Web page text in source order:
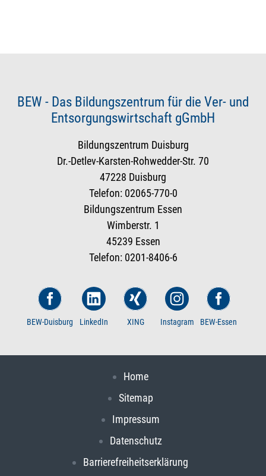
BEW - Das Bildungszentrum für die Ver- und
Entsorgungswirtschaft gGmbH
Bildungszentrum Duisburg
Dr.-Detlev-Karsten-Rohwedder-Str. 70
47228 Duisburg
Telefon: 02065-770-0
Bildungszentrum Essen
Wimberstr. 1
45239 Essen
Telefon: 0201-8406-6
BEW-Duisburg LinkedIn XING Instagram BEW-Essen
Home
Sitemap
Impressum
Datenschutz
Barrierefreiheitserklärung